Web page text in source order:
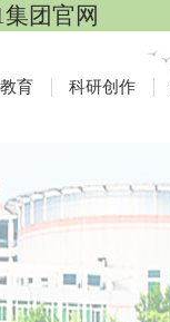
团官网
育 科研创作